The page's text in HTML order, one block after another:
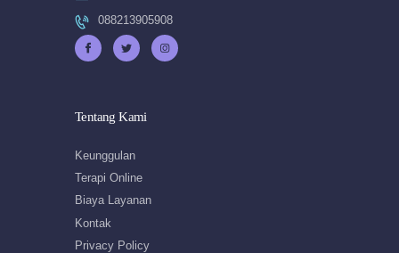
088213905908
Tentang Kami
Keunggulan
Terapi Online
Biaya Layanan
Kontak
Privacy Policy